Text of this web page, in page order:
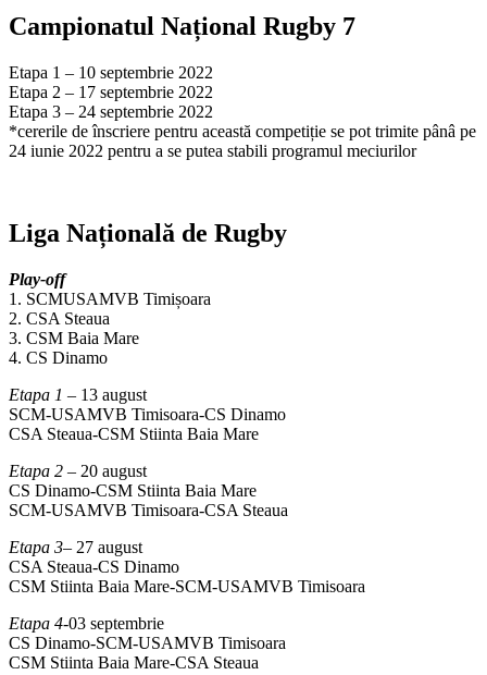
Campionatul Național Rugby 7
Etapa 1 – 10 septembrie 2022
Etapa 2 – 17 septembrie 2022
Etapa 3 – 24 septembrie 2022
*cererile de înscriere pentru această competiție se pot trimite pânâ pe
24 iunie 2022 pentru a se putea stabili programul meciurilor
Liga Națională de Rugby
Play-off
1. SCMUSAMVB Timișoara
2. CSA Steaua
3. CSM Baia Mare
4. CS Dinamo
Etapa 1 – 13 august
SCM-USAMVB Timisoara-CS Dinamo
CSA Steaua-CSM Stiinta Baia Mare
Etapa 2 – 20 august
CS Dinamo-CSM Stiinta Baia Mare
SCM-USAMVB Timisoara-CSA Steaua
Etapa 3– 27 august
CSA Steaua-CS Dinamo
CSM Stiinta Baia Mare-SCM-USAMVB Timisoara
Etapa 4-03 septembrie
CS Dinamo-SCM-USAMVB Timisoara
CSM Stiinta Baia Mare-CSA Steaua